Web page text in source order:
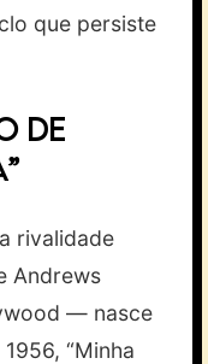
que persiste
de
rivalidade
Andrews
— nasce
1956, “Minha